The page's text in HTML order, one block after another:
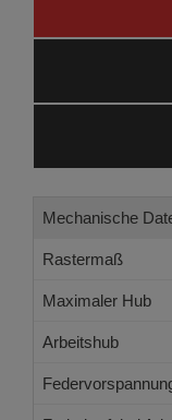
Mechanische
Rastermaß
Maximaler Hub
Arbeitshub